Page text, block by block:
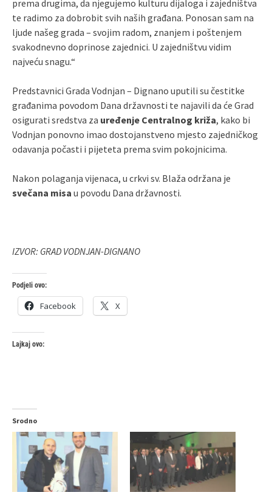
prema drugima, da njegujemo kulturu dijaloga i zajedništva
te radimo za dobrobit svih naših građana. Ponosan sam na
ljude našeg grada – svojim radom, znanjem i poštenjem
svakodnevno doprinose zajednici. U zajedništvu vidim
najveću snagu.“
Predstavnici Grada Vodnjan – Dignano uputili su čestitke
građanima povodom Dana državnosti te najavili da će Grad
osigurati sredstva za uređenje Centralnog križa, kako bi
Vodnjan ponovno imao dostojanstveno mjesto zajedničkog
odavanja počasti i pijeteta prema svim pokojnicima.
Nakon polaganja vijenaca, u crkvi sv. Blaža održana je
svečana misa u povodu Dana državnosti.
IZVOR: GRAD VODNJAN-DIGNANO
Podjeli ovo:
Facebook X
Lajkaj ovo:
Srodno